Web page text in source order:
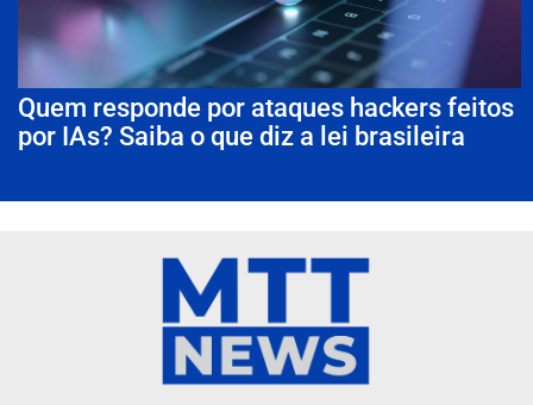
Quem responde por ataques hackers feitos
por IAs? Saiba o que diz a lei brasileira